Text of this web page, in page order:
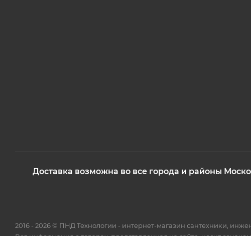
Доставка возможна во все города и районы
2016 - 2026 © ПНД Технологии - интернет-магазин сантехники,